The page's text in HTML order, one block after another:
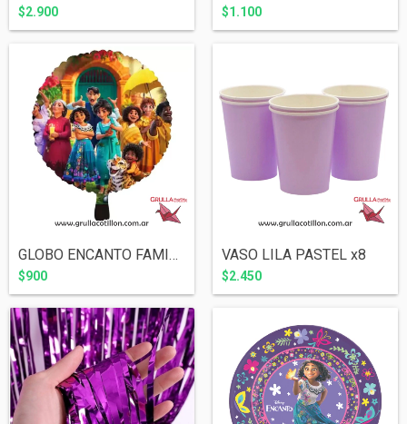
$2.900 $1.100
GLOBO ENCANTO FAMILIA MADRIGAL 18"
$900
VASO LILA PASTEL x8
$2.450